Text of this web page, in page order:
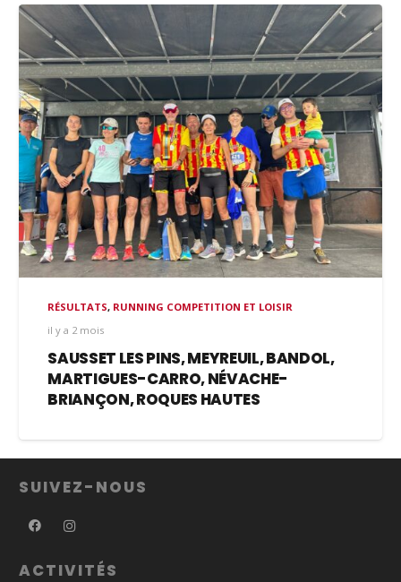
RÉSULTATS, RUNNING COMPETITION ET LOISIR
il y a 2 mois
SAUSSET LES PINS, MEYREUIL, BANDOL,
MARTIGUES-CARRO, NÉVACHE-
BRIANÇON, ROQUES HAUTES
SUIVEZ-NOUS
ACTIVITÉS